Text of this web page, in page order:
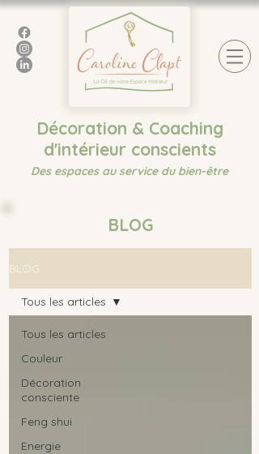
Décoration & Coaching
d'intérieur conscients
Des espaces au service du bien-être
BLOG
BLOG
Tous les articles
Couleur
Décoration
consciente
Feng shui
Energie
Tous les articles